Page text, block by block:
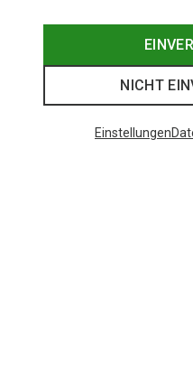
NICHT
Einstellungen